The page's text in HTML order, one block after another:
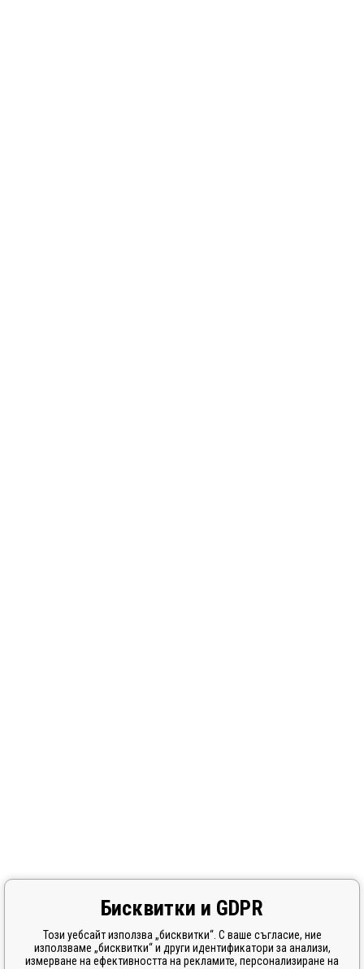
Бисквитки и GDPR
Този уебсайт използва „бисквитки“. С ваше съгласие, ние
използваме „бисквитки“ и други идентификатори за анализи,
измерване на ефективността на рекламите, персонализиране на